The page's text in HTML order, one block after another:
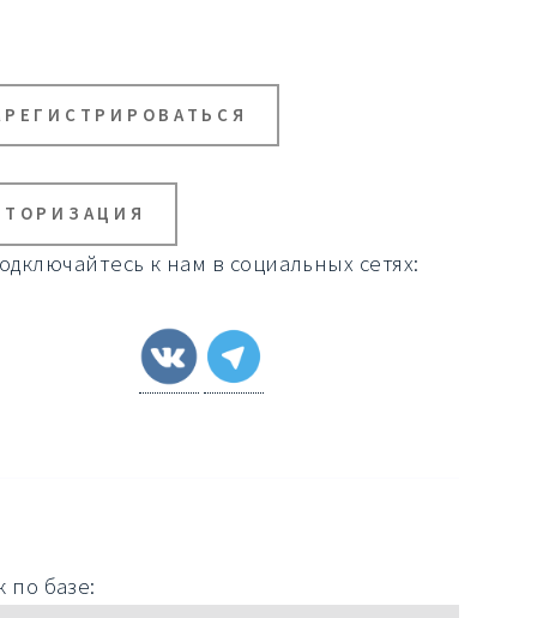
к нам в социальных сетях:
по базе: